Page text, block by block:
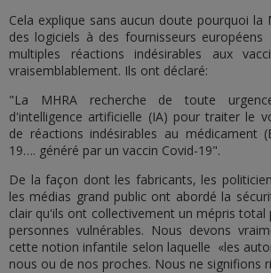
Cela explique sans aucun doute pourquoi
des logiciels à des fournisseurs
multiples réactions indésirables aux
vraisemblablement. Ils ont déclaré:
"La MHRA recherche de toute
d'intelligence artificielle (IA) pour traiter le
de réactions indésirables au médicament
19…. généré par un vaccin Covid-19".
De la façon dont les fabricants, les
les médias grand public ont abordé la
clair qu'ils ont collectivement un mépris total
personnes vulnérables. Nous devons
cette notion infantile selon laquelle «les
nous ou de nos proches. Nous ne signifions